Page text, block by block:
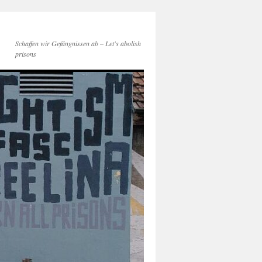
Schaffen wir Gefängnissen ab – Let's abolish
prisons